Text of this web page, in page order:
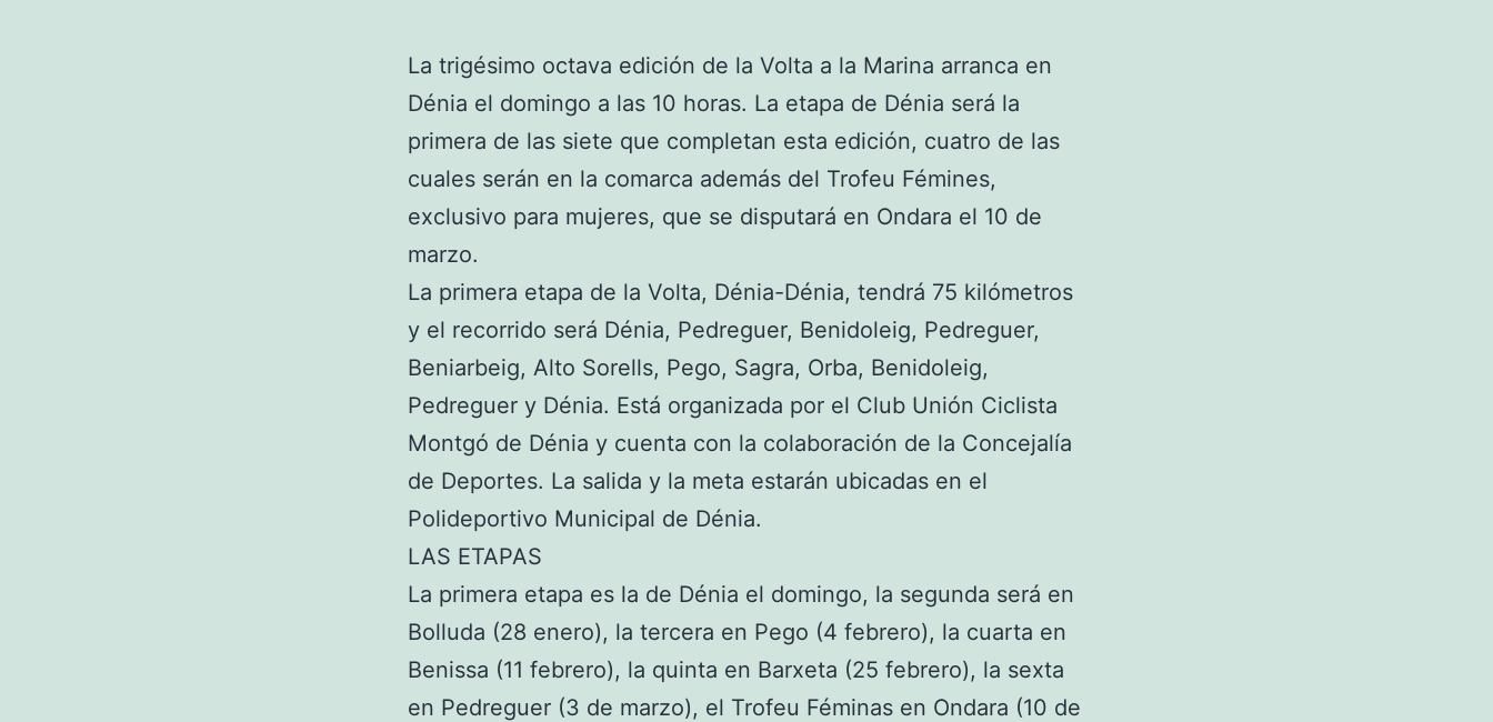
La trigésimo octava edición de la Volta a la Marina arranca en
Dénia el domingo a las 10 horas. La etapa de Dénia será la
primera de las siete que completan esta edición, cuatro de las
cuales serán en la comarca además del Trofeu Fémines,
exclusivo para mujeres, que se disputará en Ondara el 10 de
marzo.
La primera etapa de la Volta, Dénia-Dénia, tendrá 75 kilómetros
y el recorrido será Dénia, Pedreguer, Benidoleig, Pedreguer,
Beniarbeig, Alto Sorells, Pego, Sagra, Orba, Benidoleig,
Pedreguer y Dénia. Está organizada por el Club Unión Ciclista
Montgó de Dénia y cuenta con la colaboración de la Concejalía
de Deportes. La salida y la meta estarán ubicadas en el
Polideportivo Municipal de Dénia.
LAS ETAPAS
La primera etapa es la de Dénia el domingo, la segunda será en
Bolluda (28 enero), la tercera en Pego (4 febrero), la cuarta en
Benissa (11 febrero), la quinta en Barxeta (25 febrero), la sexta
en Pedreguer (3 de marzo), el Trofeu Féminas en Ondara (10 de